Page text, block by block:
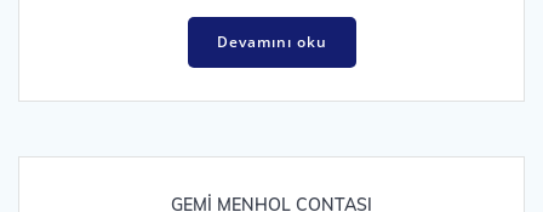
Devamını oku
GEMİ MENHOL CONTASI